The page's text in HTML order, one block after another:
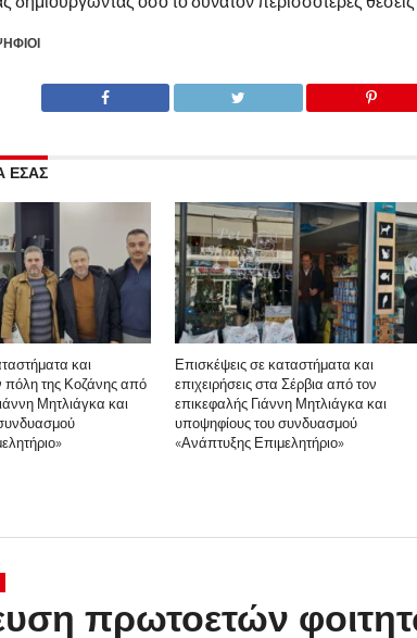
ΕΣΑΣ
και
πόλη της Κοζάνης από
Μητλιάγκα και
Επισκέψεις σε καταστήματα και
επιχειρήσεις στα Σέρβια από τον
επικεφαλής Γιάννη Μητλιάγκα και
υποψηφίους του συνδυασμού
«Ανάπτυξης Επιμελητήριο»
πρωτοετών